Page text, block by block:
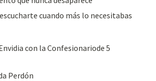
cuando más lo necesitabas
con la Confesionariode 5
Perdón